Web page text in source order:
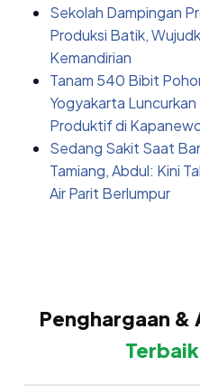
Sekolah Dampingan
Produksi Batik,
Kemandirian
Tanam 540 Bibit
Yogyakarta
Produktif di
Sedang Sakit Saat
Tamiang, Abdul: Kini
Air Parit Berlumpur
Penghargaan &
Terbaik